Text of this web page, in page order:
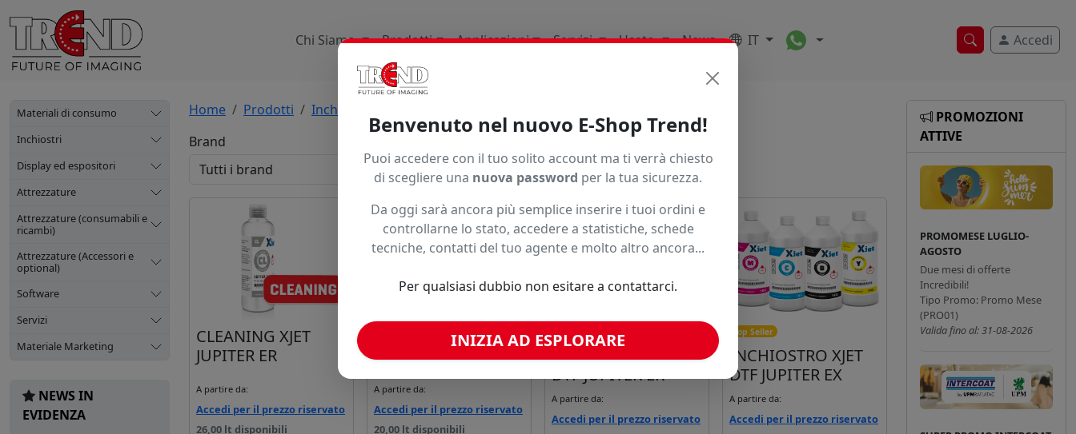
Ricerca veloce
Accedi
Chi Siamo Prodotti Applicazioni Servizi Usato News IT Toggle Dropdown
Materiali di consumo
Inchiostri
Display ed espositori
Attrezzature
Attrezzature (consumabili e
ricambi)
Attrezzature (Accessori e
optional)
Software
Servizi
Materiale Marketing
NEWS IN
EVIDENZA
Home Prodotti Inchiostri
Brand
CLEANING XJET
JUPITER ER
A partire da:
Accedi per il prezzo riservato
26,00 lt disponibili
CLEANING XJET
JUPITER EX
A partire da:
Accedi per il prezzo riservato
20,00 lt disponibili
INCHIOSTRO XJET
DTF JUPITER ER
A partire da:
Accedi per il prezzo riservato
Top Seller
INCHIOSTRO XJET
DTF JUPITER EX
A partire da:
Accedi per il prezzo riservato
PROMOZIONI
ATTIVE
PROMOMESE LUGLIO-
AGOSTO
Due mesi di offerte
Incredibili!
Tipo Promo: Promo Mese
(PRO01)
Valida fino al: 31-08-2026
Benvenuto nel nuovo E-Shop Trend!
Puoi accedere con il tuo solito account ma ti verrà chiesto
di scegliere una nuova password per la tua sicurezza.
Da oggi sarà ancora più semplice inserire i tuoi ordini e
controllarne lo stato, accedere a statistiche, schede
tecniche, contatti del tuo agente e molto altro ancora...
Per qualsiasi dubbio non esitare a contattarci.
INIZIA AD ESPLORARE